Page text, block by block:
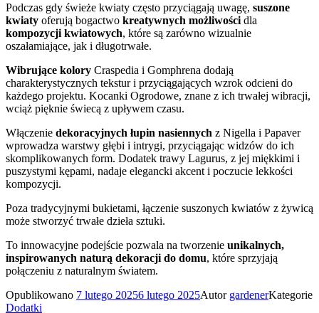
Podczas gdy świeże kwiaty często przyciągają uwagę, suszone
kwiaty oferują bogactwo kreatywnych możliwości dla
kompozycji kwiatowych, które są zarówno wizualnie
oszałamiające, jak i długotrwałe.
Wibrujące kolory Craspedia i Gomphrena dodają
charakterystycznych tekstur i przyciągających wzrok odcieni do
każdego projektu. Kocanki Ogrodowe, znane z ich trwałej wibracji,
wciąż pięknie świecą z upływem czasu.
Włączenie dekoracyjnych łupin nasiennych z Nigella i Papaver
wprowadza warstwy głębi i intrygi, przyciągając widzów do ich
skomplikowanych form. Dodatek trawy Lagurus, z jej miękkimi i
puszystymi kępami, nadaje elegancki akcent i poczucie lekkości
kompozycji.
Poza tradycyjnymi bukietami, łączenie suszonych kwiatów z żywicą
może stworzyć trwałe dzieła sztuki.
To innowacyjne podejście pozwala na tworzenie unikalnych,
inspirowanych naturą dekoracji do domu, które sprzyjają
połączeniu z naturalnym światem.
Opublikowano 7 lutego 20256 lutego 2025Autor gardenerKategorie
Dodatki